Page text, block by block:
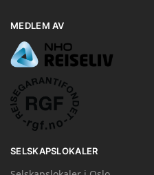
MEDLEM AV
SELSKAPSLOKALER